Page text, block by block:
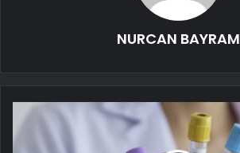
NURCAN BAYRAM